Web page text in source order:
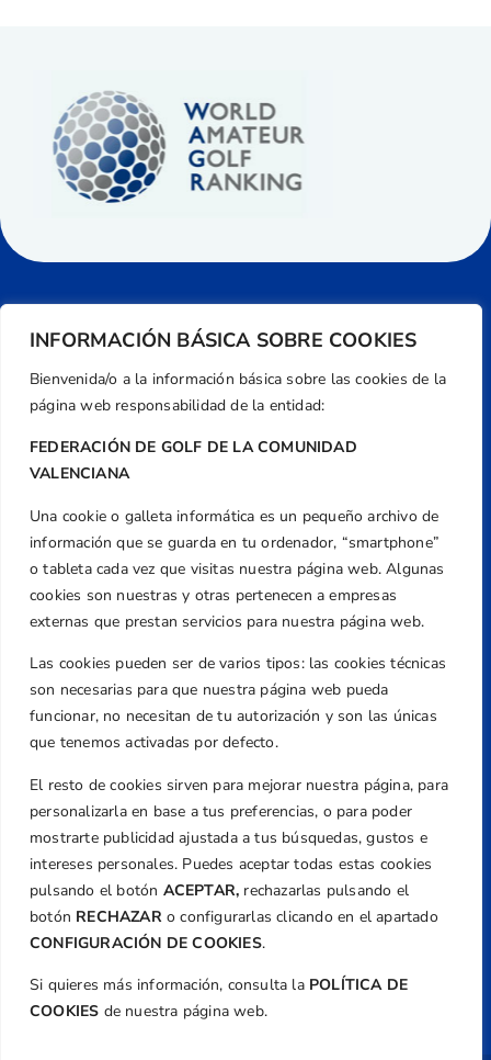
INFORMACIÓN BÁSICA SOBRE COOKIES
Bienvenida/o a la información básica sobre las cookies de la
página web responsabilidad de la entidad:
FEDERACIÓN DE GOLF DE LA COMUNIDAD
VALENCIANA
Una cookie o galleta informática es un pequeño archivo de
información que se guarda en tu ordenador, “smartphone”
o tableta cada vez que visitas nuestra página web. Algunas
cookies son nuestras y otras pertenecen a empresas
externas que prestan servicios para nuestra página web.
Las cookies pueden ser de varios tipos: las cookies técnicas
son necesarias para que nuestra página web pueda
funcionar, no necesitan de tu autorización y son las únicas
que tenemos activadas por defecto.
El resto de cookies sirven para mejorar nuestra página, para
personalizarla en base a tus preferencias, o para poder
mostrarte publicidad ajustada a tus búsquedas, gustos e
intereses personales. Puedes aceptar todas estas cookies
pulsando el botón ACEPTAR, rechazarlas pulsando el
botón RECHAZARo configurarlas clicando en el apartado
CONFIGURACIÓN DE COOKIES.
Si quieres más información, consulta la POLÍTICA DE
COOKIES de nuestra página web.
Dirección
Centre de L´Esport, Carrer d'Isaac Peral i
Caballero, Nº 5, Despachos 2 y 3, 46980,
Valencia
+34 961 367 799
Email
federacion@golfcv.com
Aviso Legal
Política de Privacidad
Transparencia
Normativa
Federación